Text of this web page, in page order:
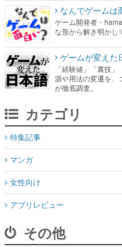
なんでゲームは
ゲーム開発者・
な形から解き明かし
ゲームが変えた
「経験値」「裏技
源や用法の変遷を、
が徹底調査。
カテゴリ
特集記事
マンガ
女性向け
アプリレビュー
その他